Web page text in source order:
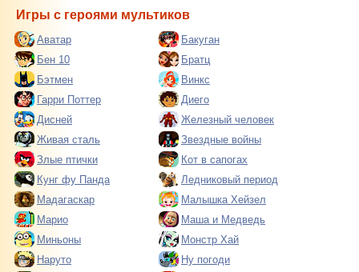
Игры с героями мультиков
Аватар
Бакуган
Бен 10
Братц
Бэтмен
Винкс
Гарри Поттер
Диего
Дисней
Железный человек
Живая сталь
Звездные войны
Злые птички
Кот в сапогах
Кунг фу Панда
Ледниковый период
Мадагаскар
Малышка Хейзел
Марио
Маша и Медведь
Миньоны
Монстр Хай
Наруто
Ну погоди